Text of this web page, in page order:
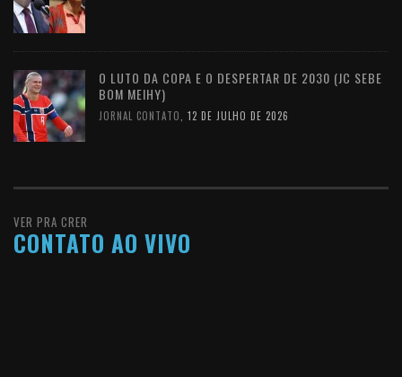
O LUTO DA COPA E O DESPERTAR DE 2030 (JC SEBE
BOM MEIHY)
JORNAL CONTATO, 12 DE JULHO DE 2026
VER PRA CRER
CONTATO AO VIVO